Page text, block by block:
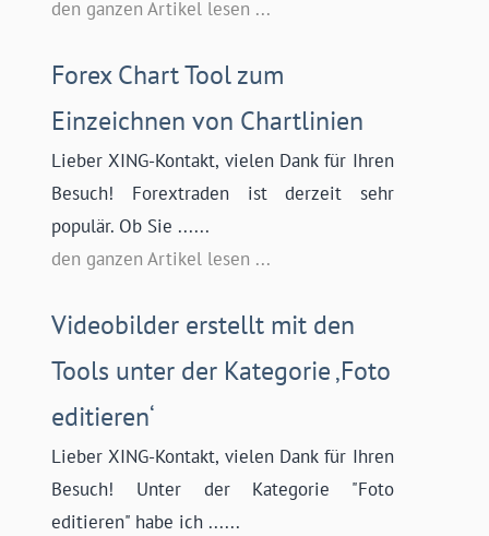
den ganzen Artikel lesen ...
Forex Chart Tool zum
Einzeichnen von Chartlinien
Lieber XING-Kontakt, vielen Dank für Ihren
Besuch! Forextraden ist derzeit sehr
populär. Ob Sie ......
den ganzen Artikel lesen ...
Videobilder erstellt mit den
Tools unter der Kategorie ‚Foto
editieren‘
Lieber XING-Kontakt, vielen Dank für Ihren
Besuch! Unter der Kategorie "Foto
editieren" habe ich ......